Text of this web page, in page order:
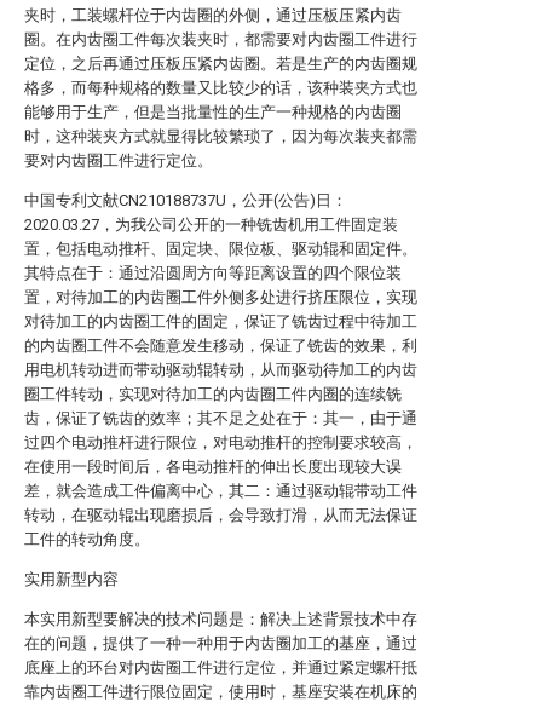
夹时，工装螺杆位于内齿圈的外侧，通过压板压紧内齿
圈。在内齿圈工件每次装夹时，都需要对内齿圈工件进行
定位，之后再通过压板压紧内齿圈。若是生产的内齿圈规
格多，而每种规格的数量又比较少的话，该种装夹方式也
能够用于生产，但是当批量性的生产一种规格的内齿圈
时，这种装夹方式就显得比较繁琐了，因为每次装夹都需
要对内齿圈工件进行定位。
中国专利文献CN210188737U，公开(公告)日：
2020.03.27，为我公司公开的一种铣齿机用工件固定装
置，包括电动推杆、固定块、限位板、驱动辊和固定件。
其特点在于：通过沿圆周方向等距离设置的四个限位装
置，对待加工的内齿圈工件外侧多处进行挤压限位，实现
对待加工的内齿圈工件的固定，保证了铣齿过程中待加工
的内齿圈工件不会随意发生移动，保证了铣齿的效果，利
用电机转动进而带动驱动辊转动，从而驱动待加工的内齿
圈工件转动，实现对待加工的内齿圈工件内圈的连续铣
齿，保证了铣齿的效率；其不足之处在于：其一，由于通
过四个电动推杆进行限位，对电动推杆的控制要求较高，
在使用一段时间后，各电动推杆的伸出长度出现较大误
差，就会造成工件偏离中心，其二：通过驱动辊带动工件
转动，在驱动辊出现磨损后，会导致打滑，从而无法保证
工件的转动角度。
实用新型内容
本实用新型要解决的技术问题是：解决上述背景技术中存
在的问题，提供了一种一种用于内齿圈加工的基座，通过
底座上的环台对内齿圈工件进行定位，并通过紧定螺杆抵
靠内齿圈工件进行限位固定，使用时，基座安装在机床的